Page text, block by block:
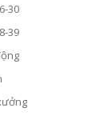
30
39